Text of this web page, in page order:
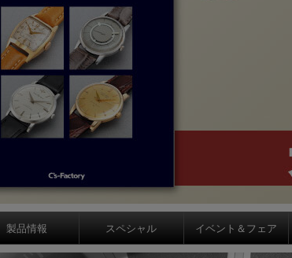
製品情報 スペシャル イベント＆フェア